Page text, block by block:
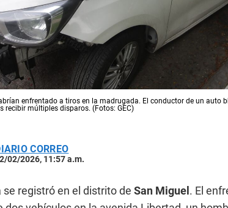
enfrentado a tiros en la madrugada. El conductor de un auto
recibir múltiples disparos. (Fotos: GEC)
CORREO
02/2026, 11:57 a.m.
se registró en el distrito de San Miguel. El